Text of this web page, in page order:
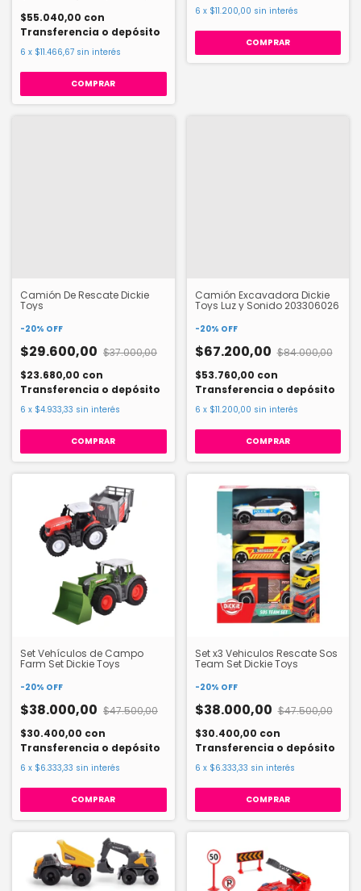
$55.040,00 con
Transferencia o depósito
6 x $11.466,67 sin interés
6 x $11.200,00 sin interés
Camión De Rescate Dickie
Toys
-20% OFF
$29.600,00 $37.000,00
$23.680,00 con
Transferencia o depósito
6 x $4.933,33 sin interés
Camión Excavadora Dickie
Toys Luz y Sonido 203306026
-20% OFF
$67.200,00 $84.000,00
$53.760,00 con
Transferencia o depósito
6 x $11.200,00 sin interés
Set Vehículos de Campo
Farm Set Dickie Toys
-20% OFF
$38.000,00 $47.500,00
$30.400,00 con
Transferencia o depósito
6 x $6.333,33 sin interés
Set x3 Vehiculos Rescate Sos
Team Set Dickie Toys
-20% OFF
$38.000,00 $47.500,00
$30.400,00 con
Transferencia o depósito
6 x $6.333,33 sin interés